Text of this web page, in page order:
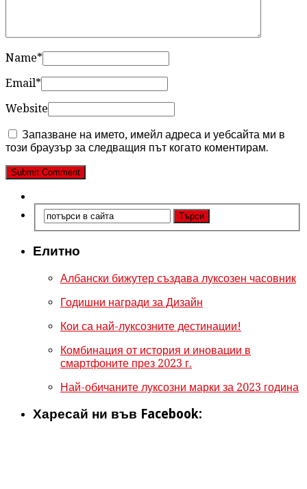
Name*
Email*
Website
Запазване на името, имейл адреса и уебсайта ми в
този браузър за следващия път когато коментирам.
Елитно
Албански бижутер създава луксозен часовник
Годишни награди за Дизайн
Кои са най-луксозните дестинации!
Комбинация от история и иновации в
смартфоните през 2023 г.
Най-обичаните луксозни марки за 2023 година
Харесай ни във Facebook: